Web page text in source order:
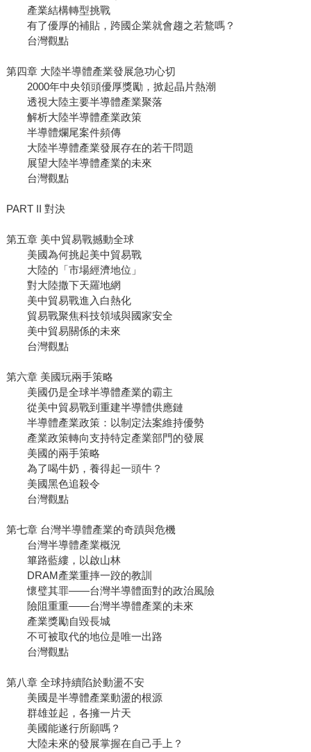
產業結構轉型挑戰
有了優厚的補貼，跨國企業就會趨之若鶩嗎？
台灣觀點
第四章 大陸半導體產業發展急功心切
2000年中央領頭優厚獎勵，掀起晶片熱潮
透視大陸主要半導體產業聚落
解析大陸半導體產業政策
半導體爛尾案件頻傳
大陸半導體產業發展存在的若干問題
展望大陸半導體產業的未來
台灣觀點
PART II 對決
第五章 美中貿易戰撼動全球
美國為何挑起美中貿易戰
大陸的「市場經濟地位」
對大陸撒下天羅地網
美中貿易戰進入白熱化
貿易戰聚焦科技領域與國家安全
美中貿易關係的未來
台灣觀點
第六章 美國玩兩手策略
美國仍是全球半導體產業的霸主
從美中貿易戰到重建半導體供應鏈
半導體產業政策：以制定法案維持優勢
產業政策轉向支持特定產業部門的發展
美國的兩手策略
為了喝牛奶，養得起一頭牛？
美國黑色追殺令
台灣觀點
第七章 台灣半導體產業的奇蹟與危機
台灣半導體產業概況
篳路藍縷，以啟山林
DRAM產業重摔一跤的教訓
懷璧其罪——台灣半導體面對的政治風險
險阻重重——台灣半導體產業的未來
產業獎勵自毀長城
不可被取代的地位是唯一出路
台灣觀點
第八章 全球持續陷於動盪不安
美國是半導體產業動盪的根源
群雄並起，各擁一片天
美國能遂行所願嗎？
大陸未來的發展掌握在自己手上？